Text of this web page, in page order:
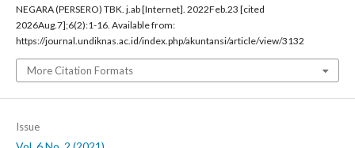
NEGARA (PERSERO) TBK. j.ab [Internet]. 2022Feb.23 [cited
2026Aug.7];6(2):1-16. Available from:
https://journal.undiknas.ac.id/index.php/akuntansi/article/view/3132
More Citation Formats
Issue